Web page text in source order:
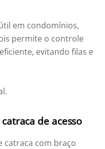
em condomínios,
permite o controle
evitando filas e
de acesso
catraca com braço